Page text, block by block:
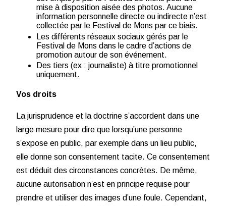
mise à disposition aisée des photos. Aucune
information personnelle directe ou indirecte n’est
collectée par le Festival de Mons par ce biais.
Les différents réseaux sociaux gérés par le
Festival de Mons dans le cadre d’actions de
promotion autour de son événement.
Des tiers (ex : journaliste) à titre promotionnel
uniquement.
Vos droits
La jurisprudence et la doctrine s’accordent dans une
large mesure pour dire que lorsqu’une personne
s’expose en public, par exemple dans un lieu public,
elle donne son consentement tacite. Ce consentement
est déduit des circonstances concrètes. De même,
aucune autorisation n’est en principe requise pour
prendre et utiliser des images d’une foule. Cependant,